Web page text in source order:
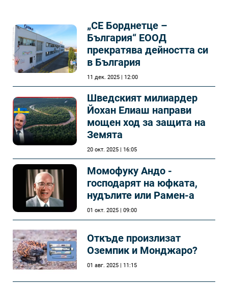
„СЕ Борднетце –
България“ ЕООД
прекратява дейността си
в България
11 дек. 2025 | 12:00
Шведският милиардер
Йохан Елиаш направи
мощен ход за защита на
Земята
20 окт. 2025 | 16:05
Момофуку Андо -
господарят на юфката,
нудълите или Рамен-а
01 окт. 2025 | 09:00
Откъде произлизат
Оземпик и Монджаро?
01 авг. 2025 | 11:15